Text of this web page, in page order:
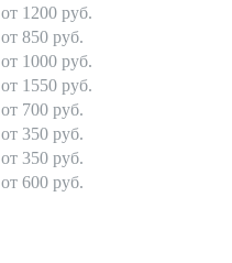
от 1200 руб.
от 850 руб.
от 1000 руб.
от 1550 руб.
от 700 руб.
от 350 руб.
от 350 руб.
от 600 руб.